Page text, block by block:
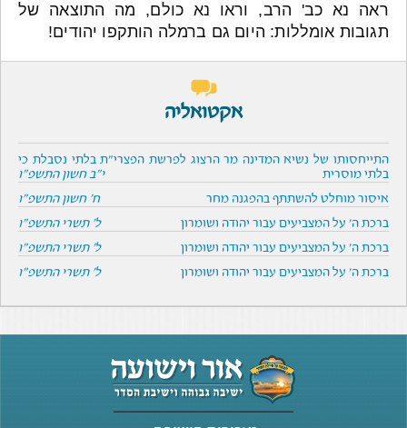
ראה נא כב' הרב, וראו נא כולם, מה התוצאה של
תגובות אומללות: היום גם ברמלה הותקפו יהודים!
אקטואליה
התייחסותו של נשיא המדינה מר הרצוג לפרשת הפצרי"ת בלתי נסבלת כי
בלתי מוסרית
י"ב חשון התשפ"ו
איסור מוחלט להשתתף בהפגנה מחר
ח' חשון התשפ"ו
ברכת ה' על המצביעים עבור יהודה ושומרון
ל' תשרי התשפ"ו
ברכת ה' על המצביעים עבור יהודה ושומרון
ל' תשרי התשפ"ו
ברכת ה' על המצביעים עבור יהודה ושומרון
ל' תשרי התשפ"ו